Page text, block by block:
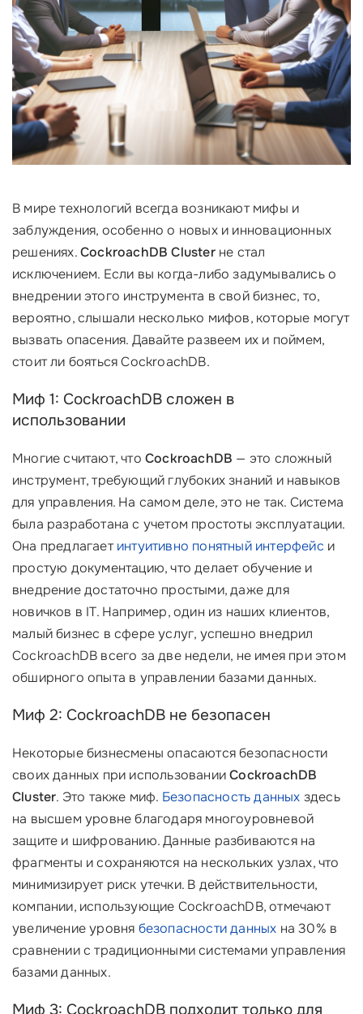
В мире технологий всегда возникают мифы и
заблуждения, особенно о новых и инновационных
решениях.CockroachDB Clusterне стал
исключением. Если вы когда-либо задумывались о
внедрении этого инструмента в свой бизнес, то,
вероятно, слышали несколько мифов, которые могут
вызвать опасения. Давайте развеем их и поймем,
стоит ли бояться CockroachDB.
Миф 1: CockroachDB сложен в
использовании
Многие считают, что CockroachDB — это сложный
инструмент, требующий глубоких знаний и навыков
для управления. На самом деле, это не так. Система
была разработана с учетом простоты эксплуатации.
Она предлагаетинтуитивно понятный интерфейс и
простую документацию, что делает обучение и
внедрение достаточно простыми, даже для
новичков в IT. Например, один из наших клиентов,
малый бизнес в сфере услуг, успешно внедрил
CockroachDB всего за две недели, не имея при этом
обширного опыта в управлении базами данных.
Миф 2: CockroachDB не безопасен
Некоторые бизнесмены опасаются безопасности
своих данных при использованииCockroachDB
Cluster. Это также миф. Безопасность данных здесь
на высшем уровне благодаря многоуровневой
защите и шифрованию. Данные разбиваются на
фрагменты и сохраняются на нескольких узлах, что
минимизирует риск утечки. В действительности,
компании, использующие CockroachDB, отмечают
увеличение уровня безопасности данных на 30% в
сравнении с традиционными системами управления
базами данных.
Миф 3: CockroachDB подходит только для